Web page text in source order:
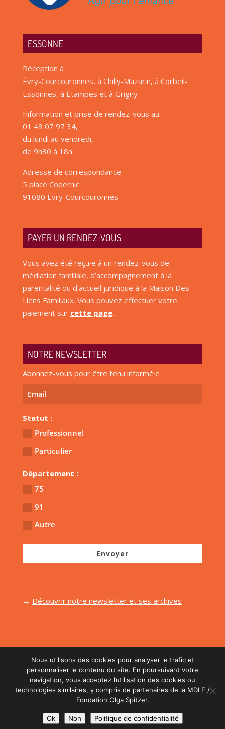
ESSONNE
Réception à
Évry-Courcouronnes, à Chilly-Mazarin, à Corbeil-
Essonnes, à Étampes et à Grigny
Information et prise de rendez-vous au
01 43 07 97 34,
du lundi au vendredi,
de 9h30 à 18h
Adresse de correspondance :
5 place Copernic
91080 Évry-Courcouronnes
PAYER UN RENDEZ-VOUS
Vous avez été reçu·e à un rendez-vous de
médiation familiale, d’accompagnement à la
parentalité ou d’accueil juridique à la Maison Des
Liens Familiaux. Vous pouvez effectuer votre
paiement sur cette page.
NOTRE NEWSLETTER
Abonnez-vous pour être tenu informé·e
Statut :
Professionnel
Particulier
Département :
75
91
Autre
Envoyer
→ Découvrir notre newsletter et ses archives
Réalisé par l'agenceMidi Moins Le Quart| Retouche
graphique :
L'agence Juste!| Photos :
des données personnelles|Administration
Nous utilisons des cookies pour analyser le trafic et
personnaliser le contenu du site. En poursuivant votre
navigation, vous acceptez l’utilisation des cookies ou
technologies similaires, y compris de partenaires de la MDLF /
Fondation Olga Spitzer.
Ok Non Politique de confidentialité